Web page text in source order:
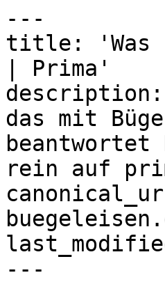
---
title: 'Was
| Prima'
description:
das mit
rein auf
---